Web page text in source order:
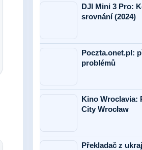
DJI Mini 3 Pro:
srovnání (2024)
Poczta.onet.pl:
problémů
Kino Wroclavia:
City Wrocław
Překladač z